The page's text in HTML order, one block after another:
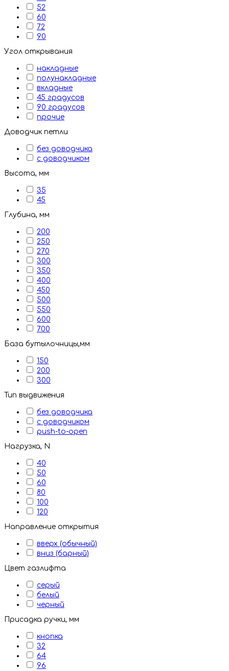
52
60
72
90
Угол открывания
накладные
полунакладные
вкладные
45 градусов
90 градусов
прочие
Доводчик петли
без доводчика
с доводчиком
Высота, мм
35
45
Глубина, мм
200
250
270
300
350
400
450
500
550
600
700
База бутылочницы,мм
150
200
300
Тип выдвижения
без доводчика
с доводчиком
push-to-open
Нагрузка, N
40
50
60
80
100
120
Направление открытия
вверх (обычный)
вниз (барный)
Цвет газлифта
серый
белый
черный
Присадка ручки, мм
кнопка
32
64
96